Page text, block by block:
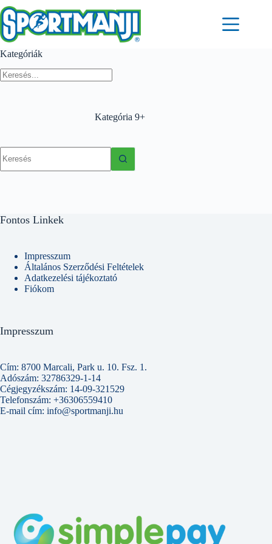
Skip
to
content
Kategória 9+
results
Kategóriák
Fontos Linkek
Impresszum
Általános Szerződési Feltételek
Adatkezelési tájékoztató
Fiókom
Impresszum
Cím: 8700 Marcali, Park u. 10. Fsz. 1.
Adószám: 32786329-1-14
Cégjegyzékszám: 14-09-321529
Telefonszám: +36306559410
E-mail cím: info@sportmanji.hu